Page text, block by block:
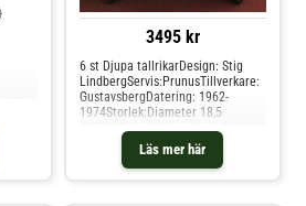
15
3495 kr
Läs mer här
6 st Djupa tallrikarDesign: Stig
LindbergServis:PrunusTillverkare:
GustavsbergDatering: 1962-
1974Storlek:Diameter 18,5
cmKondition:Vintage betyder
äldre fin kvalitet eller årgång, och
används för alla våra produkter
som inte är Nya/oanvända direkt